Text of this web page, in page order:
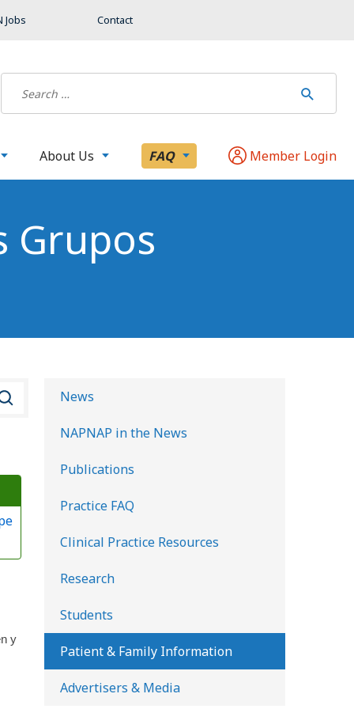
Jobs Contact
About Us FAQ Member Login
Grupos
y
News
NAPNAP in the News
Publications
Practice FAQ
Clinical Practice Resources
Research
Students
Patient & Family Information
Advertisers & Media